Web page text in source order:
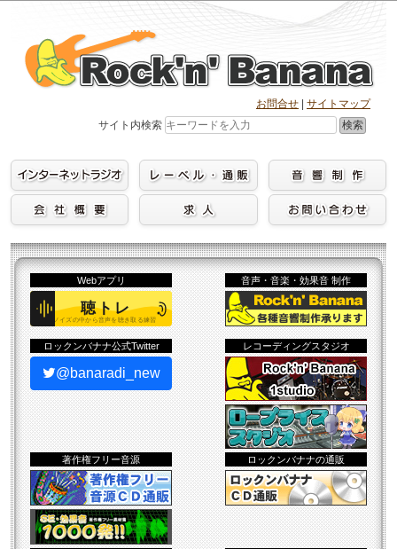
content
お問合せ
サイトマップ
サイト内検索
検索
Webアプリ 音声・音楽・効果音 制作
ロックンバナナ公式Twitter
@banaradi_new
レコーディングスタジオ
著作権フリー音源 ロックンバナナの通販